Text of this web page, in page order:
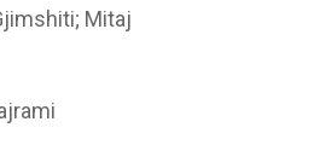
Mitaj